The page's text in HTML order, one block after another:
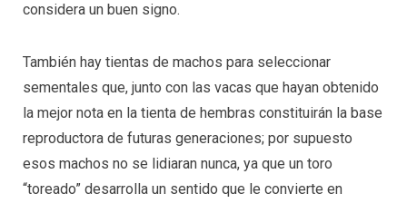
considera un buen signo.
También hay tientas de machos para seleccionar
sementales que, junto con las vacas que hayan obtenido
la mejor nota en la tienta de hembras constituirán la base
reproductora de futuras generaciones; por supuesto
esos machos no se lidiaran nunca, ya que un toro
“toreado” desarrolla un sentido que le convierte en